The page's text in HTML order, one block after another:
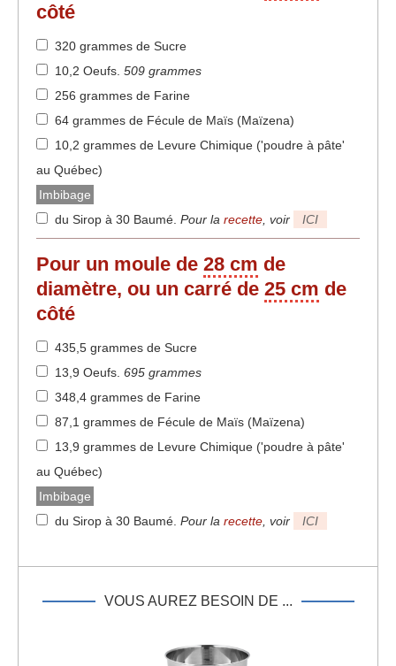
côté
320 grammes de Sucre
10,2 Oeufs 509 grammes
256 grammes de Farine
64 grammes de Fécule de Maïs (Maïzena)
10,2 grammes de Levure Chimique ('poudre à pâte'
au Québec)
Imbibage
du Sirop à 30 Baumé Pour la recette , voir ICI
Pour un moule de 28 cm de
diamètre, ou un carré de 25 cm de
côté
435,5 grammes de Sucre
13,9 Oeufs 695 grammes
348,4 grammes de Farine
87,1 grammes de Fécule de Maïs (Maïzena)
13,9 grammes de Levure Chimique ('poudre à pâte'
au Québec)
Imbibage
du Sirop à 30 Baumé Pour la recette , voir ICI
VOUS AUREZ BESOIN DE ...